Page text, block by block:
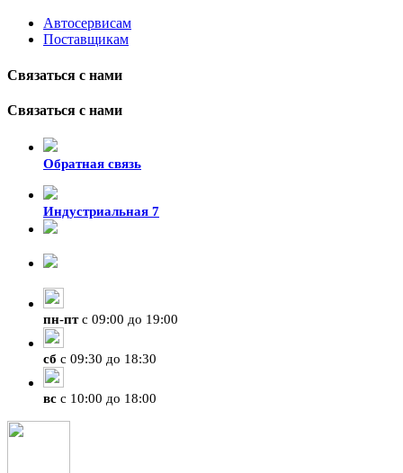
Автосервисам
Поставщикам
Связаться с нами
Связаться с нами
Обратная связь
Индустриальная 7
пн-птс 09:00 до 19:00
сб с 09:30 до 18:30
вс с 10:00 до 18:00